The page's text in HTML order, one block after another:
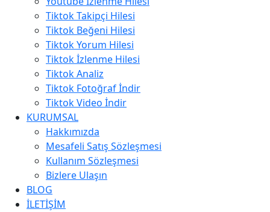
Tiktok Takipçi Hilesi
Tiktok Beğeni Hilesi
Tiktok Yorum Hilesi
Tiktok İzlenme Hilesi
Tiktok Analiz
Tiktok Fotoğraf İndir
Tiktok Video İndir
KURUMSAL
Hakkımızda
Mesafeli Satış Sözleşmesi
Kullanım Sözleşmesi
Bizlere Ulaşın
BLOG
İLETİŞİM